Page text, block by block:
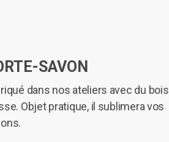
SAVON
dans nos ateliers avec du bois
Objet pratique, il sublimera vos